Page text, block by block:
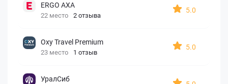
ERGO AXA
22 место 2 отзыва
5.0
Oxy Travel Premium
23 место 1 отзыв
5.0
УралСиб